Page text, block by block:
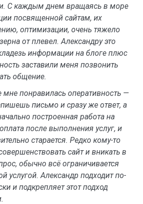
С каждым днем вращаясь в море
посвященной сайтам, их
оптимизации, очень тяжело
от плевел. Александру это
информации на блоге плюс
заставили меня позвонить
общение.
мне понравилась оперативность —
письмо и сразу же ответ, а
построенная работа на
после выполнения услуг, и
старается. Редко кому-то
сайт и вникать в
обычно всё ограничивается
услугой. Александр подходит по-
и подкрепляет этот подход